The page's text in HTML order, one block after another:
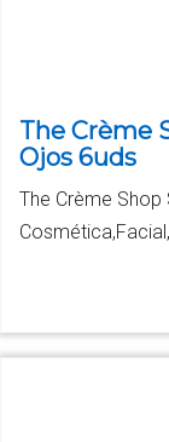
The Crème
Ojos 6uds
The Crème